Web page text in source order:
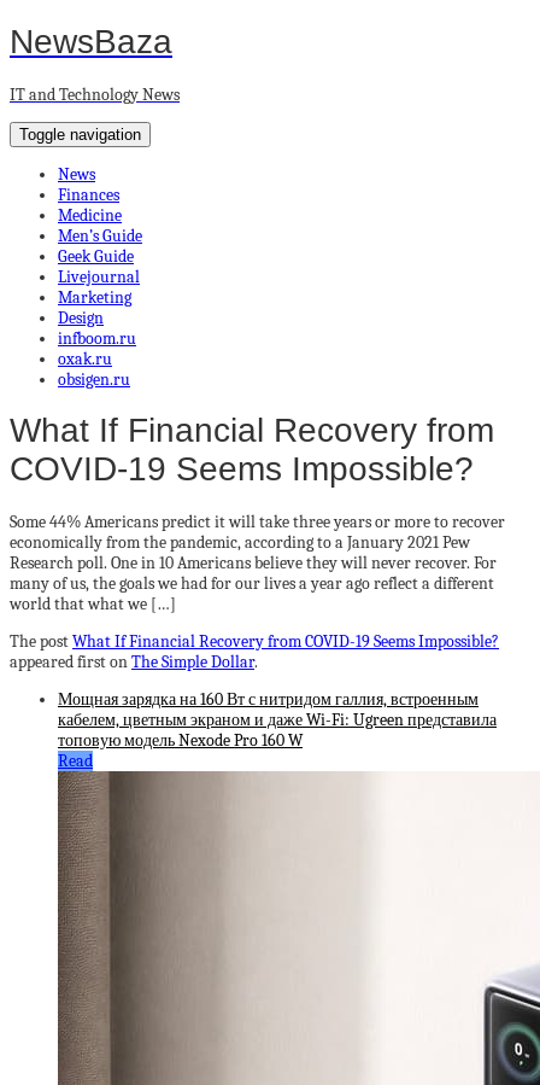
NewsBaza
IT and Technology News
Toggle navigation
News
Finances
Medicine
Men’s Guide
Geek Guide
Livejournal
Marketing
Design
infboom.ru
oxak.ru
obsigen.ru
What If Financial Recovery from
COVID-19 Seems Impossible?
Some 44% Americans predict it will take three years or more to recover
economically from the pandemic, according to a January 2021 Pew
Research poll. One in 10 Americans believe they will never recover. For
many of us, the goals we had for our lives a year ago reflect a different
world that what we […]
The postWhat If Financial Recovery from COVID-19 Seems Impossible?
appeared first onThe Simple Dollar.
Мощная зарядка на 160 Вт с нитридом галлия, встроенным
кабелем, цветным экраном и даже Wi-Fi: Ugreen представила
топовую модель Nexode Pro 160 W
Read